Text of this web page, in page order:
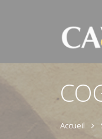
Accueil